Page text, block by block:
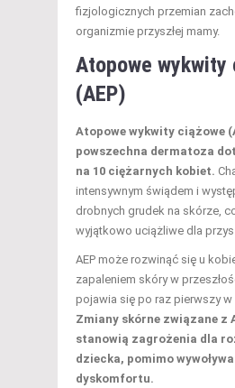
fizjologicznych przemian
organizmie przyszłej mamy.
Atopowe wykwity
(AEP)
Atopowe wykwity ciążowe
powszechna dermatoza
na 10 ciężarnych kobiet.
intensywnym świądem i
drobnych grudek na skórze,
wyjątkowo uciążliwe dla
AEP może rozwinąć się u
zapaleniem skóry w
pojawia się po raz pierwszy w
Zmiany skórne związane z
stanowią zagrożenia dla
dziecka, pomimo
dyskomfortu.